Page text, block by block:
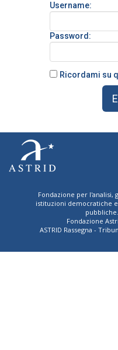
Username:
Password:
Ricordami su
Fondazione per
istituzioni democratiche
Fondazione
ASTRID Rassegna -